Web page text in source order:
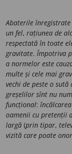
Abaterile
un fel, rațiunea de
respectată în toate
gravitate. Împotriva
a normelor este
multe și cele mai
vechi de peste o sută
greșelilor sînt nu
funcțional:
oamenii cu pretenții
largă (prin tipar,
vizită care poate